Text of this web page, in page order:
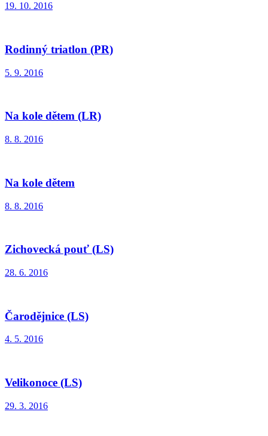
19. 10. 2016
Rodinný triatlon (PR)
5. 9. 2016
Na kole dětem (LR)
8. 8. 2016
Na kole dětem
8. 8. 2016
Zichovecká pouť (LS)
28. 6. 2016
Čarodějnice (LS)
4. 5. 2016
Velikonoce (LS)
29. 3. 2016